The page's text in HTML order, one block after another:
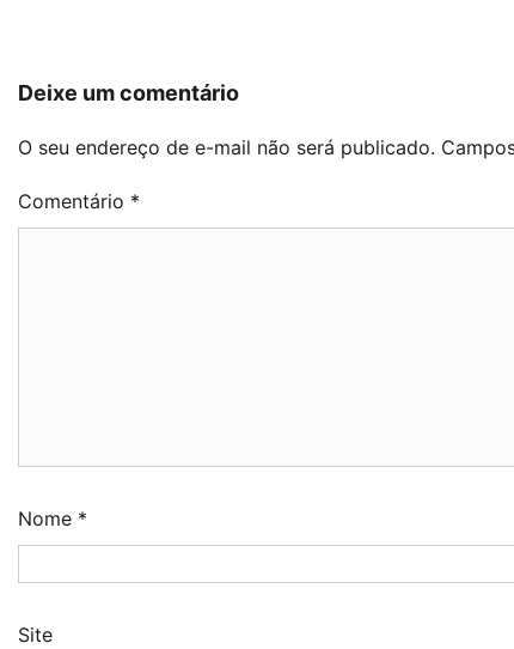
Post
Deixe um comentário
O seu endereço de e-mail não será publicado.
Comentário *
Nome *
Site